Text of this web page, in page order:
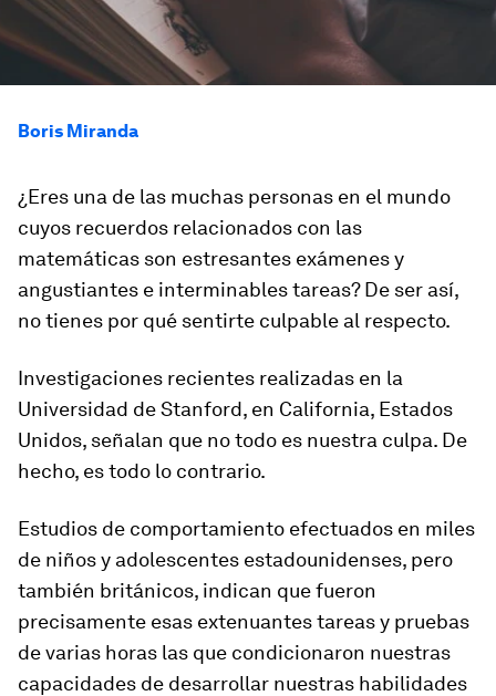
Boris Miranda
¿Eres una de las muchas personas en el mundo
cuyos recuerdos relacionados con las
matemáticas son estresantes exámenes y
angustiantes e interminables tareas? De ser así,
no tienes por qué sentirte culpable al respecto.
Investigaciones recientes realizadas en la
Universidad de Stanford, en California, Estados
Unidos, señalan que no todo es nuestra culpa. De
hecho, es todo lo contrario.
Estudios de comportamiento efectuados en miles
de niños y adolescentes estadounidenses, pero
también británicos, indican que fueron
precisamente esas extenuantes tareas y pruebas
de varias horas las que condicionaron nuestras
capacidades de desarrollar nuestras habilidades